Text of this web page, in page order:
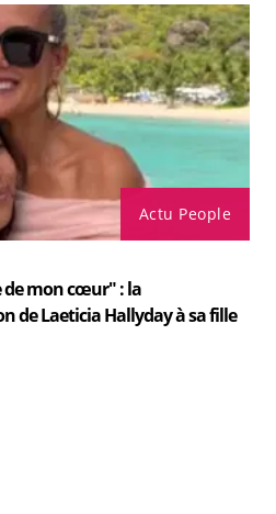
Actu People
de mon cœur" : la
de Laeticia Hallyday à sa fille